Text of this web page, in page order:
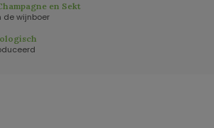
en Sekt
de wijnboer